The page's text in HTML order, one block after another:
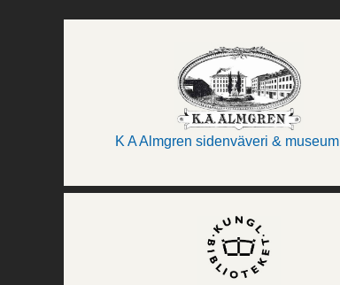
K A Almgren sidenväveri & museum